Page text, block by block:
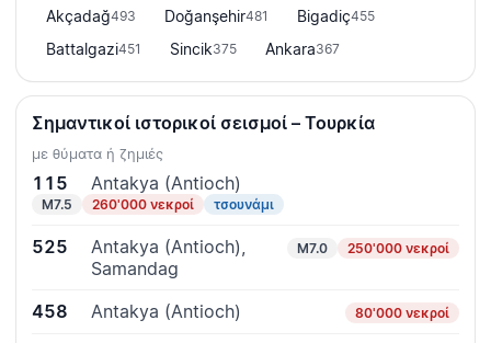
Akçadağ493 Doğanşehir481 Bigadiç455
Battalgazi451 Sincik375 Ankara367
Σημαντικοί ιστορικοί σεισμοί – Τουρκία
με θύματα ή ζημιές
115 Antakya (Antioch)
M7.5 260'000 νεκροί τσουνάμι
525
Antakya (Antioch),
Samandag
M7.0 250'000 νεκροί
458 Antakya (Antioch) 80'000 νεκροί